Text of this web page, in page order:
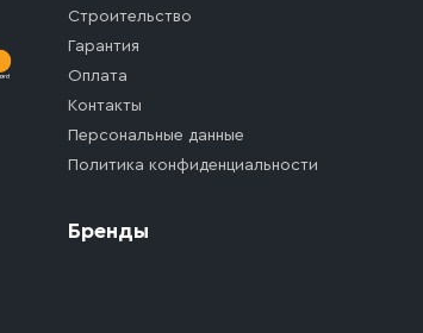
Строительство
Гарантия
Оплата
Контакты
Персональные данные
Политика конфиденциальности
Бренды